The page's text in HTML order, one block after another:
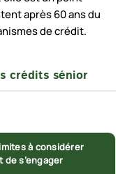
après 60 ans du
de crédit.
crédits sénior
à considérer
de s’engager